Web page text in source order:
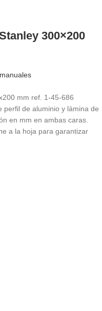
300×200
mm ref. 1-45-686
perfil de aluminio y lámina de
en mm en ambas caras.
a la hoja para garantizar